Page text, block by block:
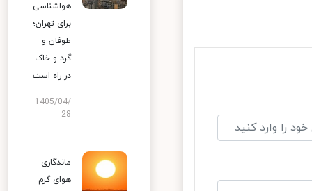
هواشناسی
برای تهران؛
طوفان و
گرد و خاک
در راه است
1405/04/
28
ماندگاری
هوای گرم